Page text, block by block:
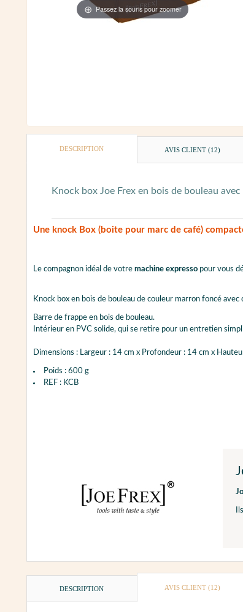
Passez la souris pour zoomer
DESCRIPTION AVIS CLIENT (12)
Knock box Joe Frex en bois de bouleau
Une knock Box (boite pour marc de café)
Le compagnon idéal de votre machine expresso pour vous
Knock box en bois de bouleau de couleur marron foncé
Barre de frappe en bois de bouleau.
Intérieur en PVC solide, qui se retire pour un entretien
Dimensions : Largeur : 14 cm x Profondeur : 14 cm x
Poids : 600 g
REF : KCB
DESCRIPTION AVIS CLIENT (12)